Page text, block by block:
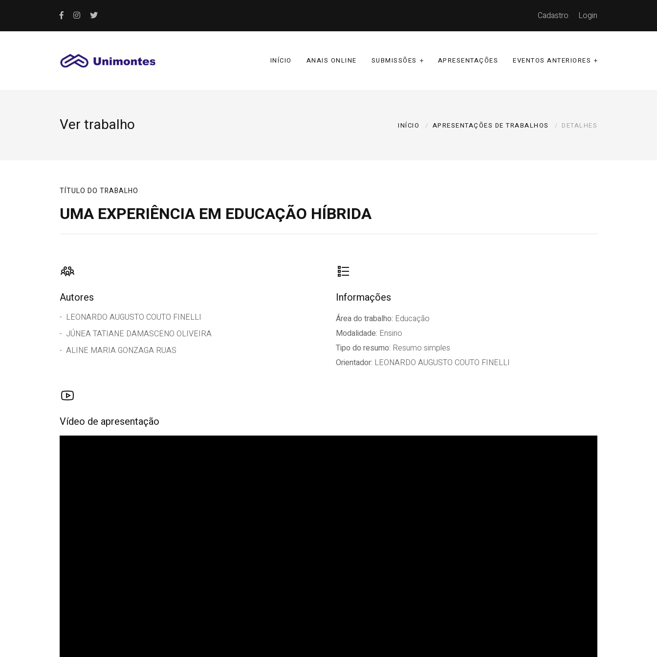
Cadastro Login
INÍCIO ANAIS ONLINE SUBMISSÕES APRESENTAÇÕES EVENTOS ANTERIORES
Ver trabalho INÍCIO APRESENTAÇÕES DE TRABALHOS DETALHES
TÍTULO DO TRABALHO
UMA EXPERIÊNCIA EM EDUCAÇÃO HÍBRIDA
Autores
LEONARDO AUGUSTO COUTO FINELLI
JÚNEA TATIANE DAMASCENO OLIVEIRA
ALINE MARIA GONZAGA RUAS
Informações
Área do trabalho: Educação
Modalidade: Ensino
Tipo do resumo: Resumo simples
Orientador: LEONARDO AUGUSTO COUTO FINELLI
Vídeo de apresentação